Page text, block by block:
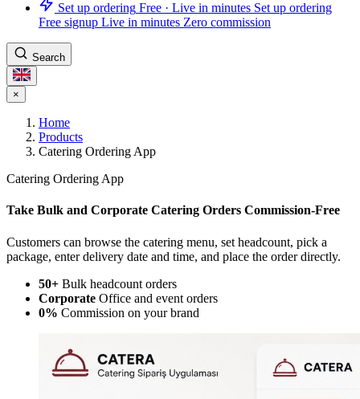
Set up ordering Free · Live in minutes Set up ordering
Free signup Live in minutes Zero commission
Search
×
Home
Products
Catering Ordering App
Catering Ordering App
Take Bulk and Corporate Catering Orders Commission-Free
Customers can browse the catering menu, set headcount, pick a
package, enter delivery date and time, and place the order directly.
50+ Bulk headcount orders
Corporate Office and event orders
0% Commission on your brand